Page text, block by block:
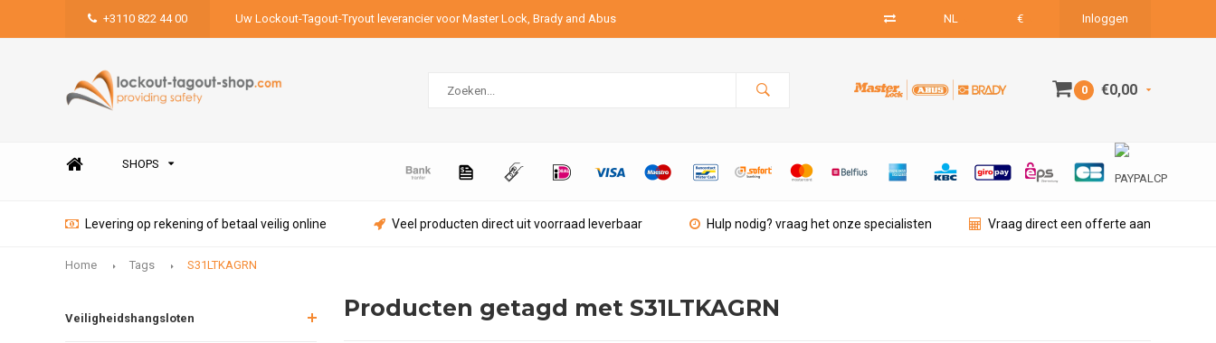
+3110 822 44 00 Uw Lockout-Tagout-Tryout leverancier voor Master Lock, Brady and Abus NL € Inloggen
0 €0,00
SHOPS
Levering op rekening of betaal veilig online Veel producten direct uit voorraad leverbaar Hulp nodig? vraag het onze specialisten Vraag direct een offerte aan
Home Tags S31LTKAGRN
Veiligheidshangsloten Producten getagd met S31LTKAGRN